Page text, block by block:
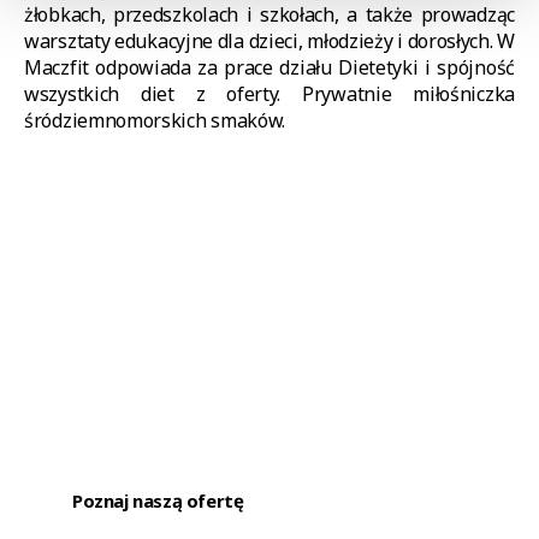
żłobkach, przedszkolach i szkołach, a także prowadząc
warsztaty edukacyjne dla dzieci, młodzieży i dorosłych. W
Maczfit odpowiada za prace działu Dietetyki i spójność
wszystkich diet z oferty. Prywatnie miłośniczka
śródziemnomorskich smaków.
Poznaj naszą ofertę